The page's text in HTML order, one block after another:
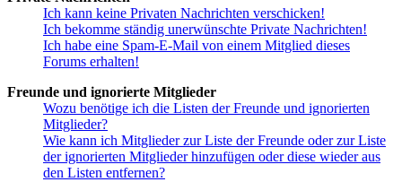
Ich kann keine Privaten Nachrichten verschicken!
Ich bekomme ständig unerwünschte Private Nachrichten!
Ich habe eine Spam-E-Mail von einem Mitglied dieses
Forums erhalten!
Freunde und ignorierte Mitglieder
Wozu benötige ich die Listen der Freunde und ignorierten
Mitglieder?
Wie kann ich Mitglieder zur Liste der Freunde oder zur Liste
der ignorierten Mitglieder hinzufügen oder diese wieder aus
den Listen entfernen?